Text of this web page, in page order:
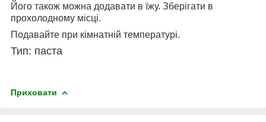
Його також можна додавати в їжу. Зберігати в
прохолодному місці.
Подавайте при кімнатній температурі.
Тип: паста
Приховати